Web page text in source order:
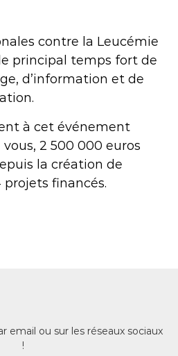
contre la Leucémie
principal temps fort de
d’information et de
à cet événement
2 500 000 euros
la création de
projets financés.
email ou sur les réseaux sociaux
!